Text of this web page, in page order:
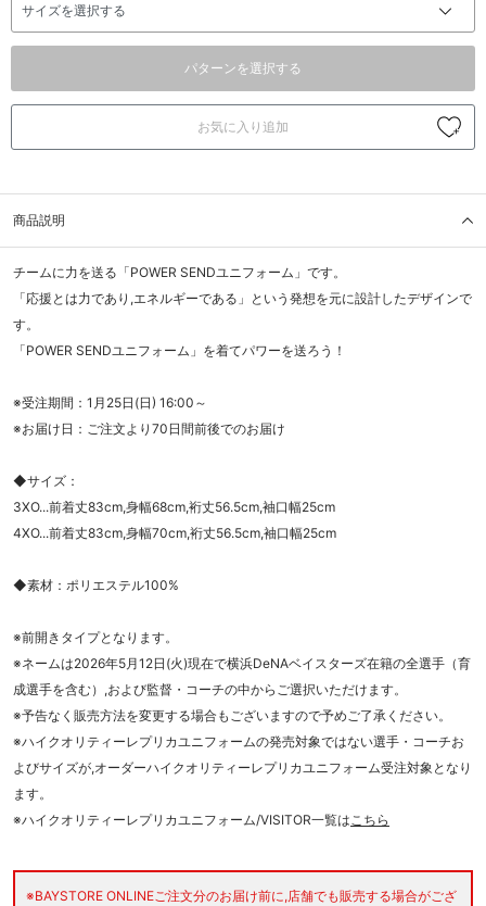
パターンを選択する
お気に入り追加
商品説明
チームに力を送る「POWER SENDユニフォーム」です。
「応援とは力であり,エネルギーである」という発想を元に設計したデザインで
す。
「POWER SENDユニフォーム」を着てパワーを送ろう！
※受注期間：1月25日(日) 16:00～
※お届け日：ご注文より70日間前後でのお届け
◆サイズ：
3XO...前着丈83cm,身幅68cm,裄丈56.5cm,袖口幅25cm
4XO...前着丈83cm,身幅70cm,裄丈56.5cm,袖口幅25cm
◆素材：ポリエステル100%
※前開きタイプとなります。
※ネームは2026年5月12日(火)現在で横浜DeNAベイスターズ在籍の全選手（育
成選手を含む）,および監督・コーチの中からご選択いただけます。
※予告なく販売方法を変更する場合もございますので予めご了承ください。
※ハイクオリティーレプリカユニフォームの発売対象ではない選手・コーチお
よびサイズが,オーダーハイクオリティーレプリカユニフォーム受注対象となり
ます。
※ハイクオリティーレプリカユニフォーム/VISITOR一覧はこちら
※BAYSTORE ONLINEご注文分のお届け前に,店舗でも販売する場合がござ